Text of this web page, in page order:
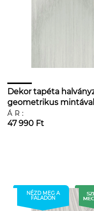
Dekor tapéta
geometrikus mintával
ÁR:
47 990 Ft
NÉZD MEG A
FALADON